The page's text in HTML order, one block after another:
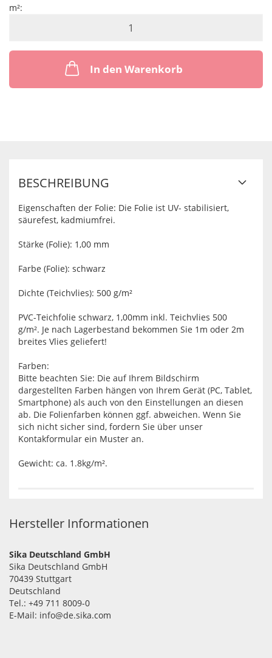
m²:
In den Warenkorb
BESCHREIBUNG
Eigenschaften der Folie: Die Folie ist UV- stabilisiert,
säurefest, kadmiumfrei.
Stärke (Folie): 1,00 mm
Farbe (Folie): schwarz
Dichte (Teichvlies): 500 g/m²
PVC-Teichfolie schwarz, 1,00mm inkl. Teichvlies 500
g/m². Je nach Lagerbestand bekommen Sie 1m oder 2m
breites Vlies geliefert!
Farben:
Bitte beachten Sie: Die auf Ihrem Bildschirm
dargestellten Farben hängen von Ihrem Gerät (PC, Tablet,
Smartphone) als auch von den Einstellungen an diesen
ab. Die Folienfarben können ggf. abweichen. Wenn Sie
sich nicht sicher sind, fordern Sie über unser
Kontakformular ein Muster an.
Gewicht: ca. 1.8kg/m².
Hersteller Informationen
Sika Deutschland GmbH
Sika Deutschland GmbH
70439 Stuttgart
Deutschland
Tel.: +49 711 8009-0
E-Mail: info@de.sika.com